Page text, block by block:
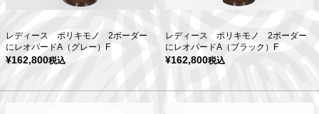
レディース ポリキモノ 2ボーダー
にレオパードA（グレー）F
¥162,800税込
レディース ポリキモノ 2ボーダー
にレオパードA（ブラック）F
¥162,800税込